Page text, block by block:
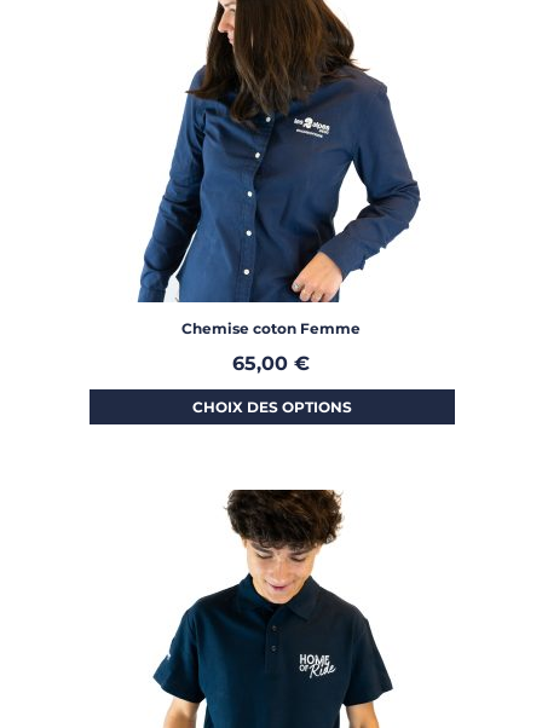
Chemise coton Femme
65,00 €
CHOIX DES OPTIONS